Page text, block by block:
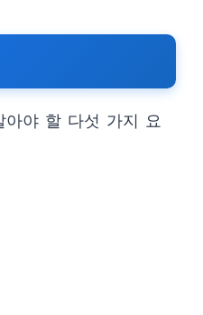
아야 할 다섯 가지 요